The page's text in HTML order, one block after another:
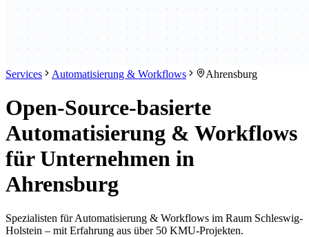
Services Automatisierung & Workflows Ahrensburg
Open-Source-basierte
Automatisierung & Workflows
für Unternehmen in
Ahrensburg
Spezialisten für Automatisierung & Workflows im Raum Schleswig-
Holstein – mit Erfahrung aus über 50 KMU-Projekten.